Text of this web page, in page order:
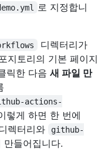
로 지정합니
디렉터리가
지토리의 기본 페이지
릭한 다음 새 파일 만
actions-
렇게 하면 한 번에
렉터리와
github-
만들어집니다.